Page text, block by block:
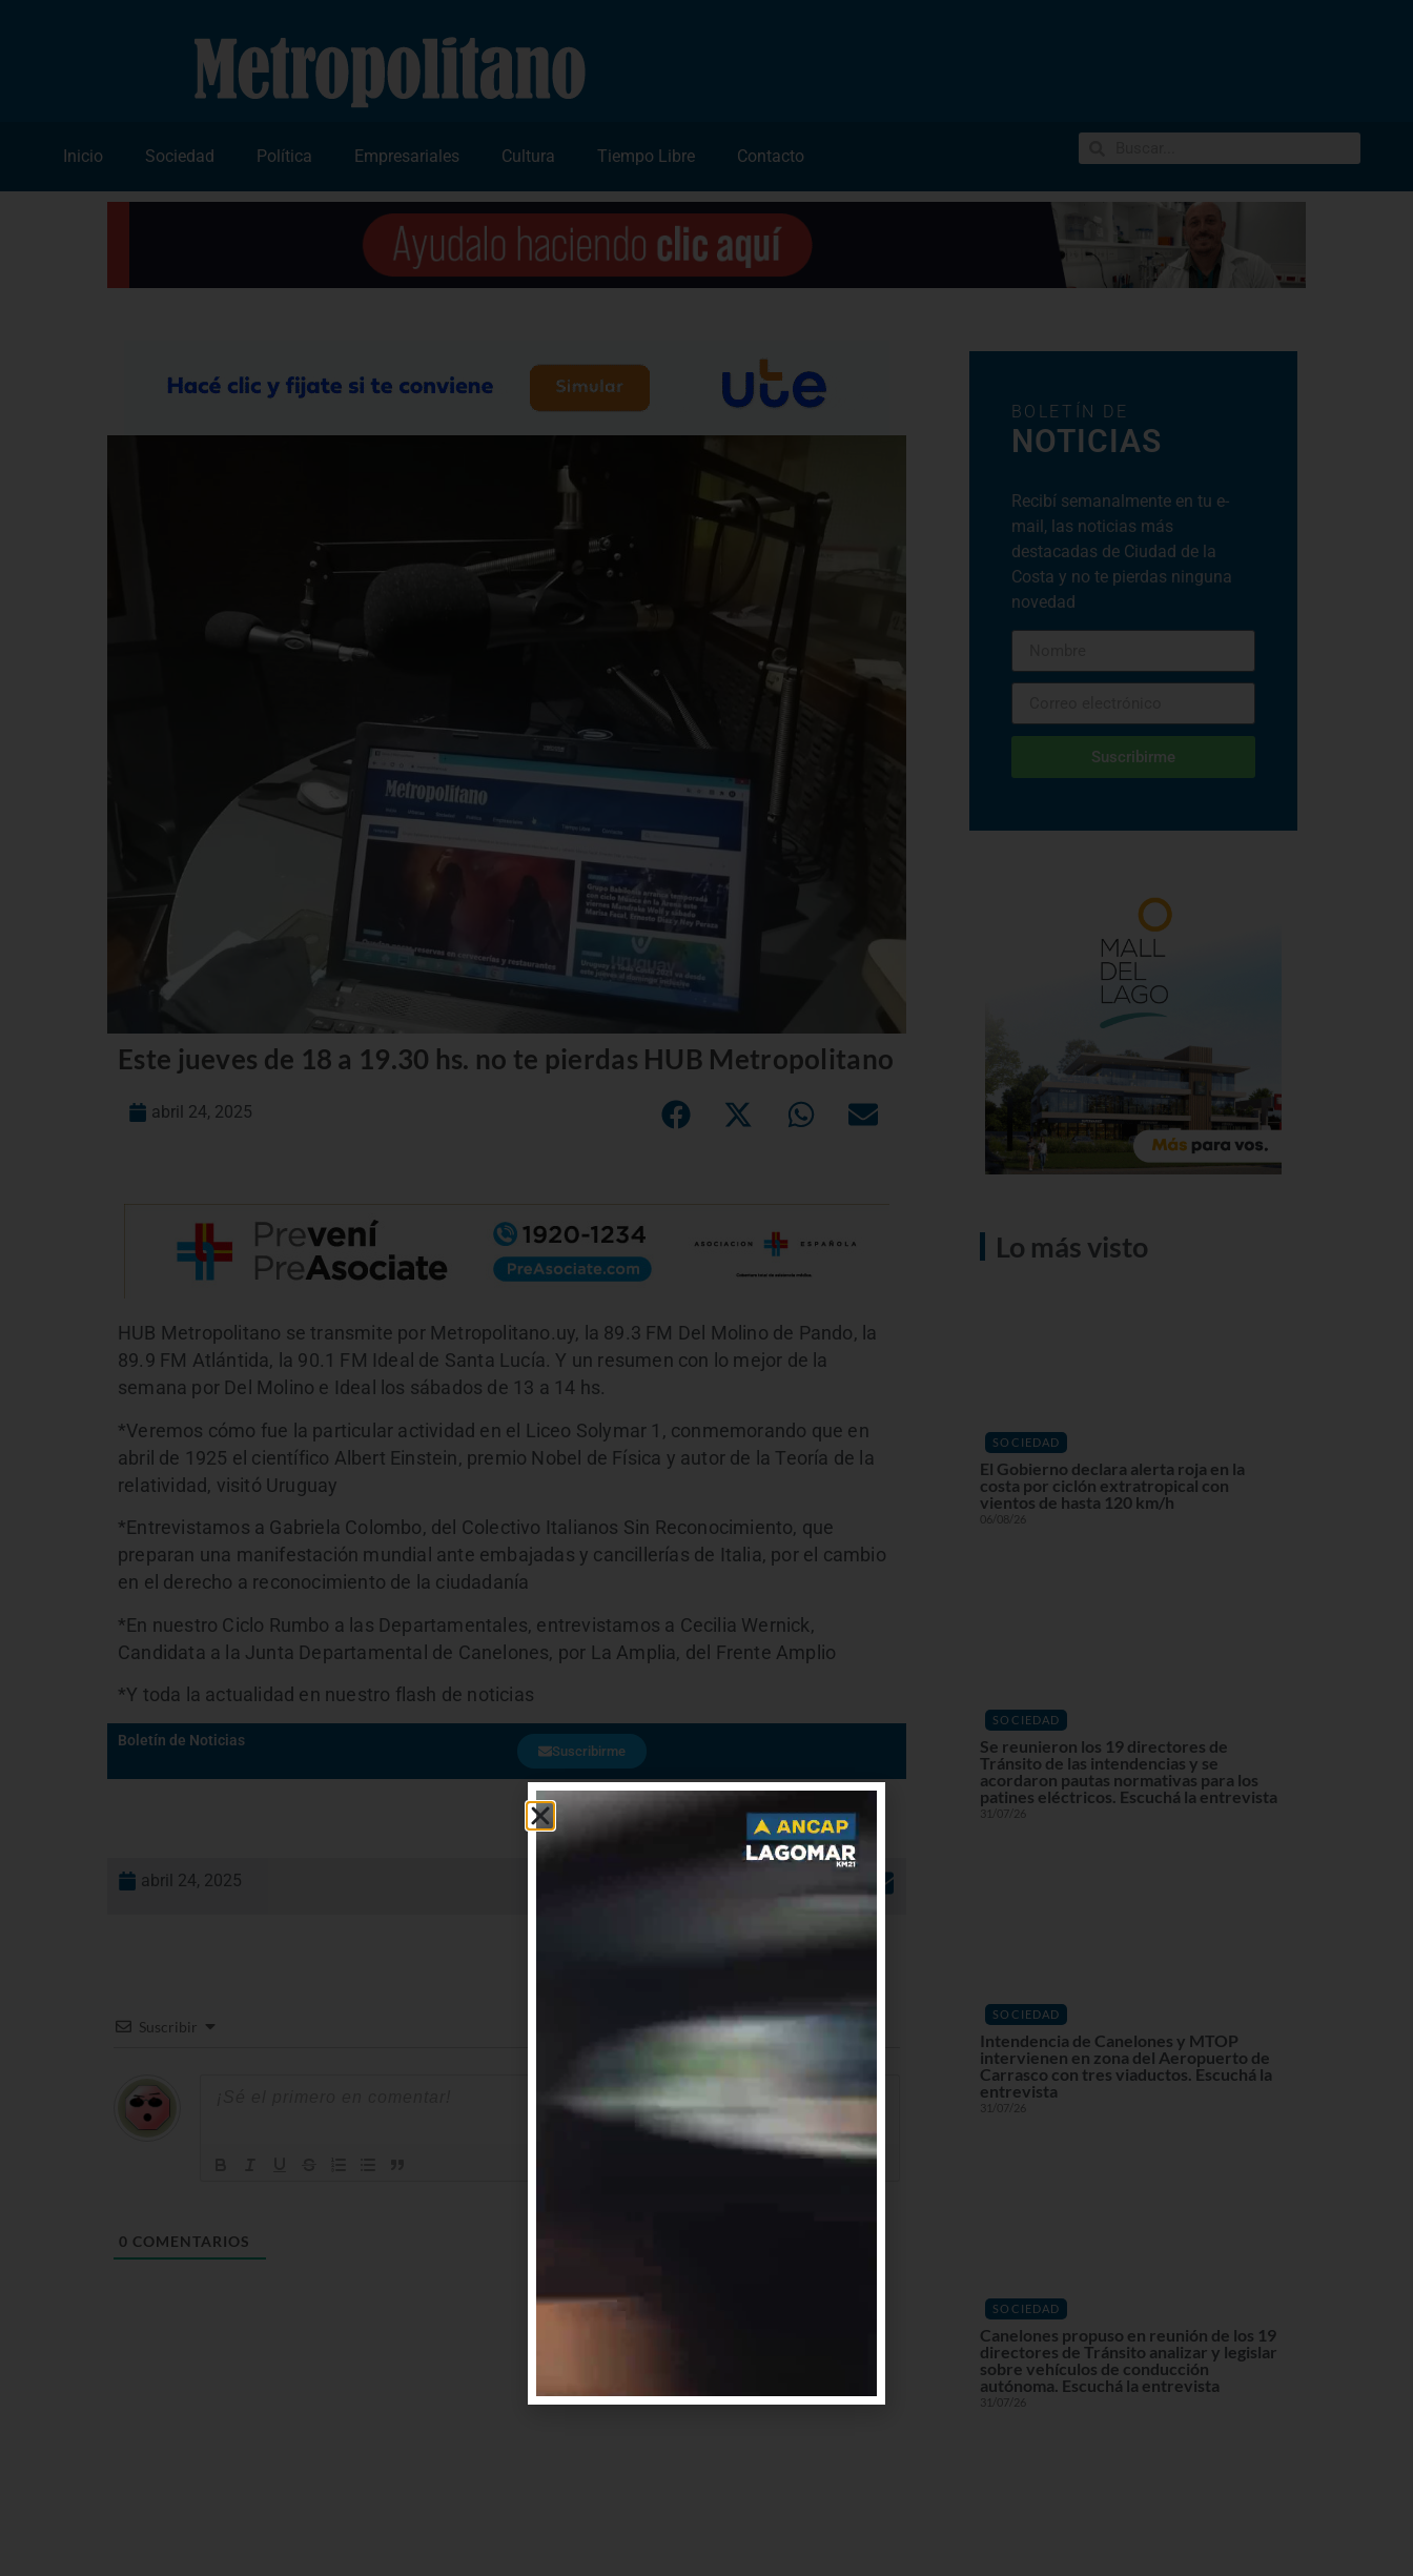
Inicio Sociedad Política Empresariales Cultura Tiempo Libre Contacto
Este jueves de 18 a 19.30 hs. no te pierdas HUB Metropolitano
abril 24, 2025
HUB Metropolitano se transmite por Metropolitano.uy, la 89.3 FM Del Molino de Pando, la
89.9 FM Atlántida, la 90.1 FM Ideal de Santa Lucía. Y un resumen con lo mejor de la
semana por Del Molino e Ideal los sábados de 13 a 14 hs.
*Veremos cómo fue la particular actividad en el Liceo Solymar 1, conmemorando que en
abril de 1925 el científico Albert Einstein, premio Nobel de Física y autor de la Teoría de la
relatividad, visitó Uruguay
*Entrevistamos a Gabriela Colombo, del Colectivo Italianos Sin Reconocimiento, que
preparan una manifestación mundial ante embajadas y cancillerías de Italia, por el cambio
en el derecho a reconocimiento de la ciudadanía
*En nuestro Ciclo Rumbo a las Departamentales, entrevistamos a Cecilia Wernick,
Candidata a la Junta Departamental de Canelones, por La Amplia, del Frente Amplio
*Y toda la actualidad en nuestro flash de noticias
Boletín de Noticias
Suscribirme
abril 24, 2025
Suscribir
0 COMENTARIOS
BOLETÍN DE
NOTICIAS
Recibí semanalmente en tu e-
mail, las noticias más
destacadas de Ciudad de la
Costa y no te pierdas ninguna
novedad
Suscribirme
Lo más visto
SOCIEDAD
El Gobierno declara alerta roja en la
costa por ciclón extratropical con
vientos de hasta 120 km/h
06/08/26
SOCIEDAD
Se reunieron los 19 directores de
Tránsito de las intendencias y se
acordaron pautas normativas para los
patines eléctricos. Escuchá la entrevista
31/07/26
SOCIEDAD
Intendencia de Canelones y MTOP
intervienen en zona del Aeropuerto de
Carrasco con tres viaductos. Escuchá la
entrevista
31/07/26
SOCIEDAD
Canelones propuso en reunión de los 19
directores de Tránsito analizar y legislar
sobre vehículos de conducción
autónoma. Escuchá la entrevista
31/07/26